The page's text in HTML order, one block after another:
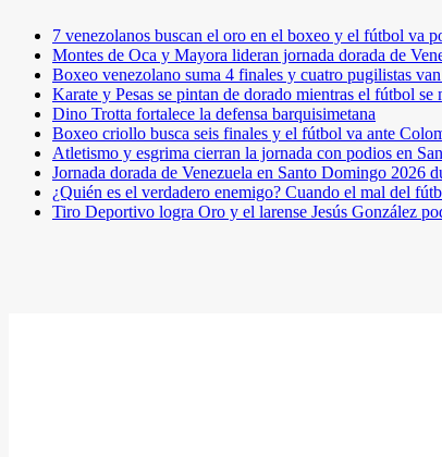
7 venezolanos buscan el oro en el boxeo y el fútbol va
Montes de Oca y Mayora lideran jornada dorada de
Boxeo venezolano suma 4 finales y cuatro pugilistas
Karate y Pesas se pintan de dorado mientras el fútbol
Dino Trotta fortalece la defensa barquisimetana
Boxeo criollo busca seis finales y el fútbol va ante
Atletismo y esgrima cierran la jornada con podios en
Jornada dorada de Venezuela en Santo Domingo 2026
¿Quién es el verdadero enemigo? Cuando el mal del
Tiro Deportivo logra Oro y el larense Jesús González